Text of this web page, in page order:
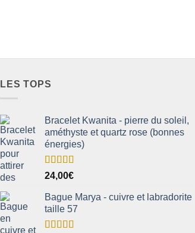
LES TOPS
Bracelet Kwanita - pierre du soleil,
améthyste et quartz rose (bonnes
énergies)
Note5.00
sur 5
24,00€
Bague Marya - cuivre et labradorite
taille 57